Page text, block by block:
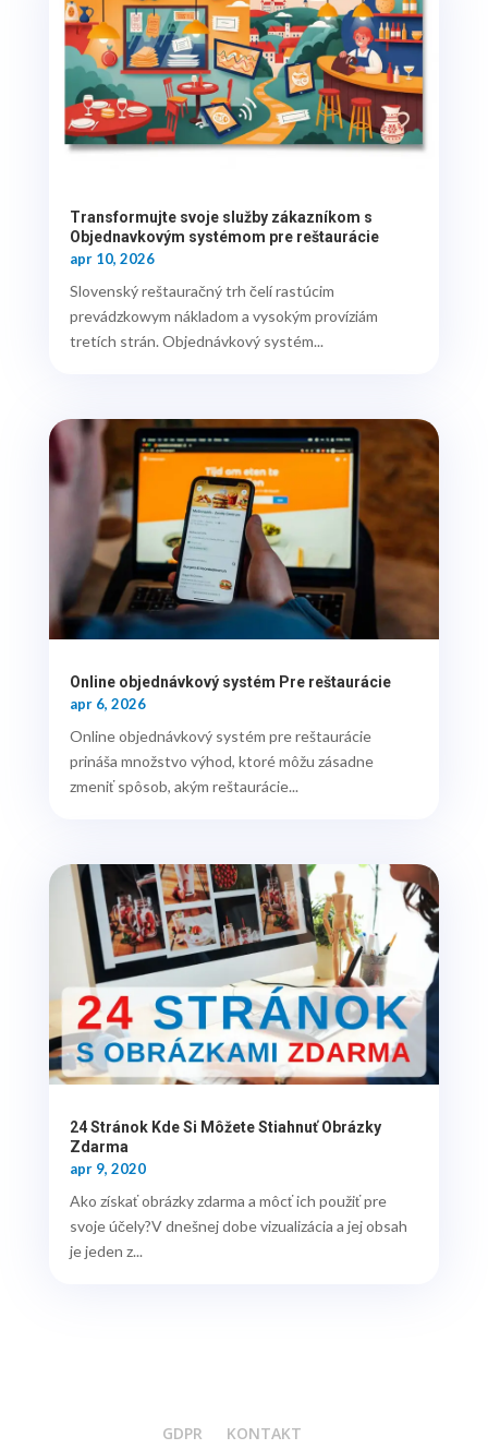
Transformujte svoje služby zákazníkom s
Objednavkovým systémom pre reštaurácie
apr 10, 2026
Slovenský reštauračný trh čelí rastúcim
prevádzkowym nákladom a vysokým províziám
tretích strán. Objednávkový systém...
Online objednávkový systém Pre reštaurácie
apr 6, 2026
Online objednávkový systém pre reštaurácie
prináša množstvo výhod, ktoré môžu zásadne
zmeniť spôsob, akým reštaurácie...
24 Stránok Kde Si Môžete Stiahnuť Obrázky
Zdarma
apr 9, 2020
Ako získať obrázky zdarma a môcť ich použiť pre
svoje účely?V dnešnej dobe vizualizácia a jej obsah
je jeden z...
GDPR
KONTAKT